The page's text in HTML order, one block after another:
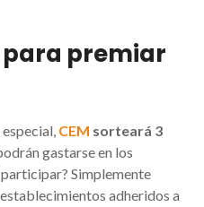
para premiar
CEM sorteará 3
gastarse en los
Simplemente
adheridos a